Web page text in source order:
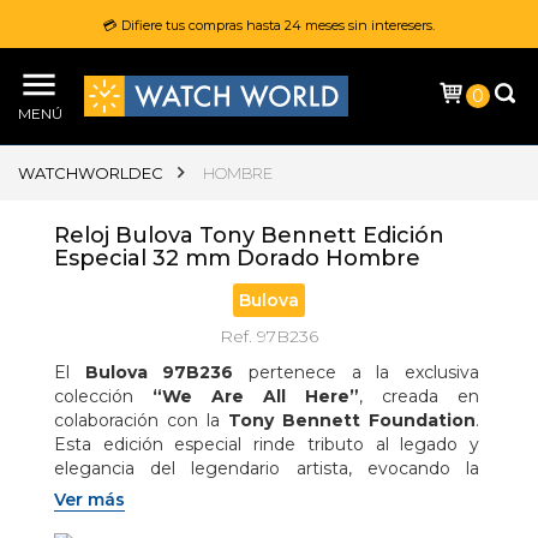
💳 Difiere tus compras hasta 24 meses sin interesers.
MENÚ
0
WATCHWORLDEC HOMBRE
Reloj Bulova Tony Bennett Edición
Especial 32 mm Dorado Hombre
Bulova
Ref. 97B236
El Bulova 97B236 pertenece a la exclusiva
colección “We Are All Here”, creada en
colaboración con la Tony Bennett Foundation.
Esta edición especial rinde tributo al legado y
elegancia del legendario artista, evocando la
estética refinada de los años 80.
Ver más